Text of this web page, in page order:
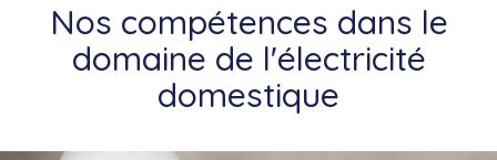
Nos compétences dans le
domaine de l'électricité
domestique